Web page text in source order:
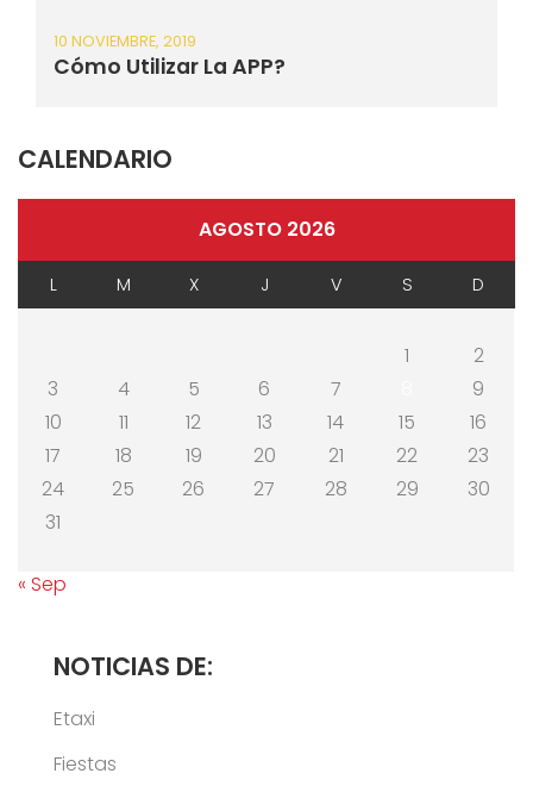
Cómo Utilizar La APP?
10 NOVIEMBRE, 2019
CALENDARIO
AGOSTO 2026
L M X J V S D
1
2
3
4 5 6 7
9
10
11 12 13 14 15
16
17
18 19 20 21 22
23
24
25 26 27 28 29
30
31
« Sep
NOTICIAS DE:
Etaxi
Fiestas